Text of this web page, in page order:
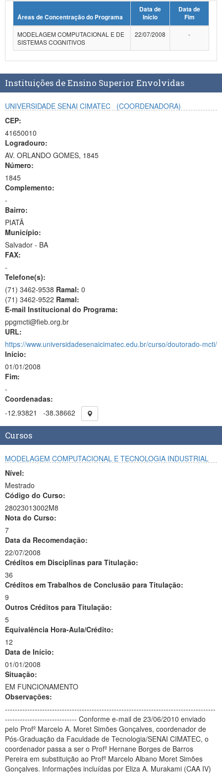
Áreas de Concentração do Programa
Data de
Início
Data de
Fim
MODELAGEM COMPUTACIONAL E DE
SISTEMAS COGNITIVOS
22/07/2008 -
Instituições de Ensino Superior Envolvidas
UNIVERSIDADE SENAI CIMATEC
(COORDENADORA)
CEP:
41650010
Logradouro:
AV. ORLANDO GOMES, 1845
Número:
1845
Complemento:
-
Bairro:
PIATÃ
Município:
Salvador - BA
FAX:
-
Telefone(s):
(71) 3462-9538 Ramal: 0
(71) 3462-9522 Ramal:
E-mail Institucional do Programa:
ppgmcti@fieb.org.br
URL:
https://www.universidadesenaicimatec.edu.br/curso/doutorado-mcti/
Início:
01/01/2008
Fim:
-
Coordenadas:
-12.93821
-38.38662
Cursos
MODELAGEM COMPUTACIONAL E TECNOLOGIA INDUSTRIAL
Nível:
Mestrado
Código do Curso:
28023013002M8
Nota do Curso:
7
Data da Recomendação:
22/07/2008
Créditos em Disciplinas para Titulação:
36
Créditos em Trabalhos de Conclusão para Titulação:
9
Outros Créditos para Titulação:
5
Equivalência Hora-Aula/Crédito:
12
Data de Início:
01/01/2008
Situação:
EM FUNCIONAMENTO
Observações:
-------------------------------------------------------------------------------------
----------------------------- Conforme e-mail de 23/06/2010 enviado
pelo Profº Marcelo A. Moret Simões Gonçalves, coordenador de
Pós-Graduação da Faculdade de Tecnologia/SENAI CIMATEC, o
coordenador passa a ser o Profº Hernane Borges de Barros
Pereira em substituição ao Profº Marcelo Albano Moret Simões
Gonçalves. Informações incluídas por Eliza A. Murakami (CAA IV)